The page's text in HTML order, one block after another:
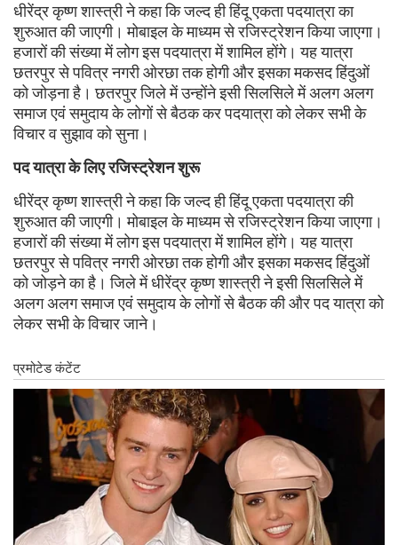
धीरेंद्र कृष्ण शास्त्री ने कहा कि जल्द ही हिंदू एकता पदयात्रा का
शुरुआत की जाएगी। मोबाइल के माध्यम से रजिस्ट्रेशन किया जाएगा।
हजारों की संख्या में लोग इस पदयात्रा में शामिल होंगे। यह यात्रा
छतरपुर से पवित्र नगरी ओरछा तक होगी और इसका मकसद हिंदुओं
को जोड़ना है। छतरपुर जिले में उन्होंने इसी सिलसिले में अलग अलग
समाज एवं समुदाय के लोगों से बैठक कर पदयात्रा को लेकर सभी के
विचार व सुझाव को सुना।
पद यात्रा के लिए रजिस्ट्रेशन शुरू
धीरेंद्र कृष्ण शास्त्री ने कहा कि जल्द ही हिंदू एकता पदयात्रा की
शुरुआत की जाएगी। मोबाइल के माध्यम से रजिस्ट्रेशन किया जाएगा।
हजारों की संख्या में लोग इस पदयात्रा में शामिल होंगे। यह यात्रा
छतरपुर से पवित्र नगरी ओरछा तक होगी और इसका मकसद हिंदुओं
को जोड़ने का है। जिले में धीरेंद्र कृष्ण शास्त्री ने इसी सिलसिले में
अलग अलग समाज एवं समुदाय के लोगों से बैठक की और पद यात्रा को
लेकर सभी के विचार जाने।